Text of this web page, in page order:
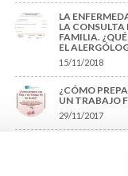
LA
LA CONSULTA
FAMILIA.
EL
15/11/2018
¿CÓMO
UN TRABAJO
29/11/2017